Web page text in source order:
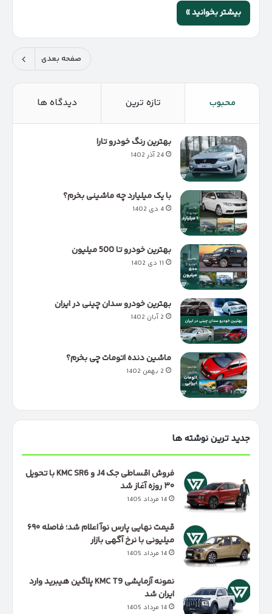
بیشتر بخوانید »
صفحه بعدی
محبوب تازه ترین دیدگاه ها
بهترین رنگ خودرو تارا
24 آذر 1402
با یک میلیارد چه ماشینی بخرم؟
4 دی 1402
بهترین خودرو تا 500 میلیون
11 دی 1402
بهترین خودرو سدان چینی در ایران
2 آبان 1402
ماشین دنده اتومات چی بخرم؟
2 بهمن 1402
جدید ترین نوشته ها
فروش اقساطی جک J4 و KMC SR6 با تحویل
۳۰ روزه آغاز شد
14 مرداد 1405
قیمت نهایی پارس نوآ اعلام شد؛ فاصله ۶۹۰
میلیونی با نرخ آگهی بازار
14 مرداد 1405
نمونه آزمایشی KMC T9 پلاگین هیبرید وارد
ایران شد
14 مرداد 1405